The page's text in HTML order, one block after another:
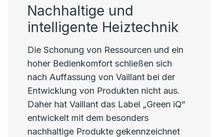
Nachhaltige und
intelligente Heiztechnik
Die Schonung von Ressourcen und ein
hoher Bedienkomfort schließen sich
nach Auffassung von Vaillant bei der
Entwicklung von Produkten nicht aus.
Daher hat Vaillant das Label „Green iQ“
entwickelt mit dem besonders
nachhaltige Produkte gekennzeichnet